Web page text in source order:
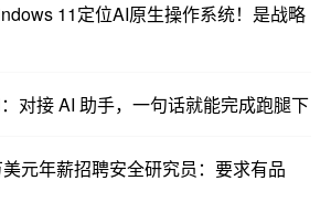
11定位AI原生操作系统！是战略
对接 AI 助手，一句话就能完成跑腿下
元年薪招聘安全研究员：要求有品